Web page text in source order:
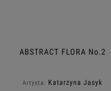
ABSTRACT FLORA No.2
Artysta: Katarzyna Jasyk